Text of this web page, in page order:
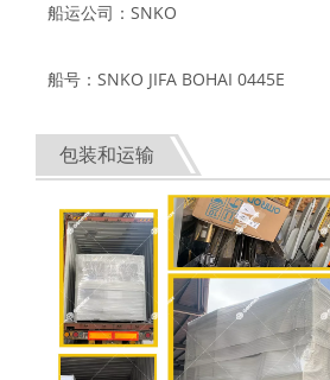
船运公司：SNKO
船号：SNKO JIFA BOHAI 0445E
包装和运输